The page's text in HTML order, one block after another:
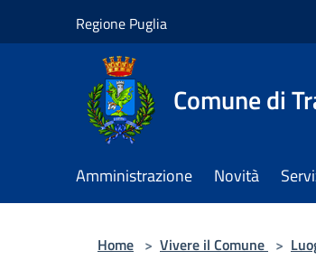
Regione Puglia
Comune di
Amministrazione Novità
Home > Vivere il Comune >